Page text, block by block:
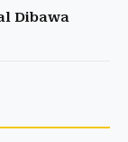
Dibawa